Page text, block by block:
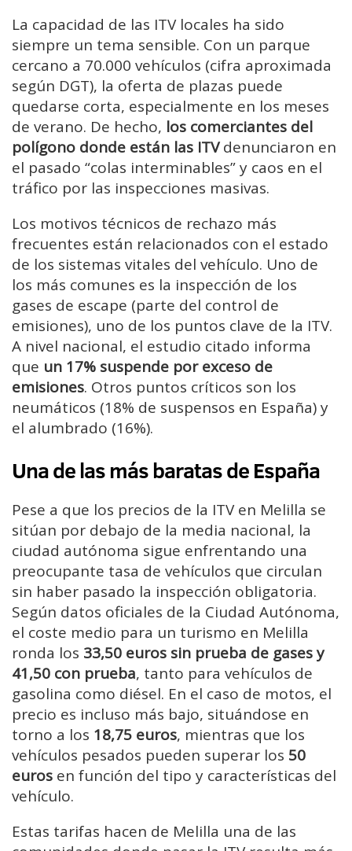
La capacidad de las ITV locales ha sido
siempre un tema sensible. Con un parque
cercano a 70.000 vehículos (cifra aproximada
según DGT), la oferta de plazas puede
quedarse corta, especialmente en los meses
de verano. De hecho, los comerciantes del
polígono donde están las ITVdenunciaron en
el pasado “colas interminables” y caos en el
tráfico por las inspecciones masivas.
Los motivos técnicos de rechazo más
frecuentes están relacionados con el estado
de los sistemas vitales del vehículo. Uno de
los más comunes es la inspección de los
gases de escape (parte del control de
emisiones), uno de los puntos clave de la ITV.
A nivel nacional, el estudio citado informa
que un 17% suspende por exceso de
emisiones. Otros puntos críticos son los
neumáticos (18% de suspensos en España) y
el alumbrado (16%).
Una de las más baratas de España
Pese a que los precios de la ITV en Melilla se
sitúan por debajo de la media nacional, la
ciudad autónoma sigue enfrentando una
preocupante tasa de vehículos que circulan
sin haber pasado la inspección obligatoria.
Según datos oficiales de la Ciudad Autónoma,
el coste medio para un turismo en Melilla
ronda los 33,50 euros sin prueba de gases y
41,50 con prueba, tanto para vehículos de
gasolina como diésel. En el caso de motos, el
precio es incluso más bajo, situándose en
torno a los 18,75 euros, mientras que los
vehículos pesados pueden superar los 50
euros en función del tipo y características del
vehículo.
Estas tarifas hacen de Melilla una de las